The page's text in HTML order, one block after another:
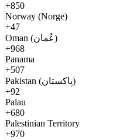
+850
Norway (Norge)
+47
Oman (عُمان)
+968
Panama
+507
Pakistan (پاکستان)
+92
Palau
+680
Palestinian Territory
+970